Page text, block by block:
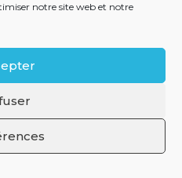
notre site web et notre